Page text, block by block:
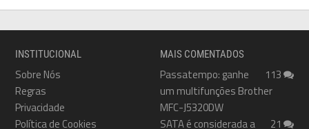
INSTITUCIONAL
Sobre Nós
Regras
Privacidade
Política de Cookies
MAIS COMENTADOS
113
Passatempo: ganhe
um multifunções Brother
MFC-J5320DW
21
SATA é considerada a